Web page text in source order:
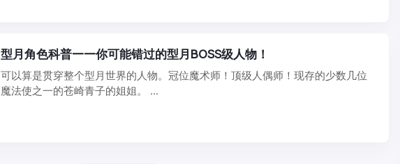
型月角色科普——你可能错过的型月BOSS级人物！
可以算是贯穿整个型月世界的人物。冠位魔术师！顶级人偶师！现存的少数几位
魔法使之一的苍崎青子的姐姐。 ...